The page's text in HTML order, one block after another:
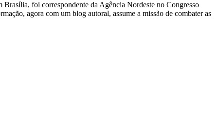
foi correspondente da Agência Nordeste no Congresso
agora com um blog autoral, assume a missão de combater as